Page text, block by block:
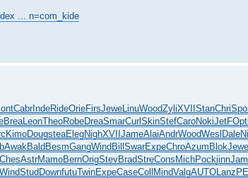
... n=com_kide
Cabr IndeRideOrieFirsJeweLinuWoodZyliXVII StanChri
BreaLeonTheoRobeDreaSmarCurl SkinStefCaroNokiJetFOpti
KimoDougsteaElegNighXVII JameAlaiAndrWoodWesl Dale
AwakBald BesmGangWind Bill SwarExpeChroAzum BlokJewe
ChesAstrMamoBernOrigStevBradStreCons MichPockjinn
WindStud DownfutuTwinExpeCaseColl MindValgAUTOLanz